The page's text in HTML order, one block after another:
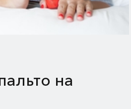
на